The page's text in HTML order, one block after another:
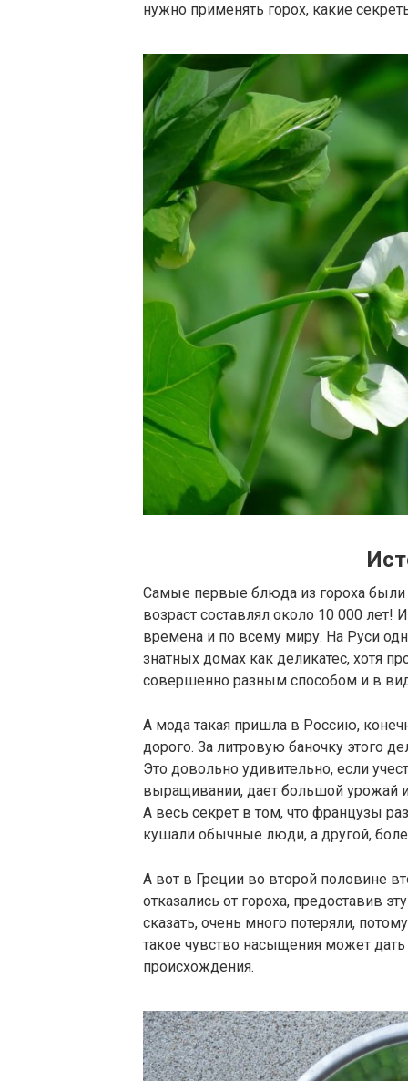
нужно применять горох, какие
Самые первые блюда из гороха
возраст составлял около 10 000 лет!
времена и по всему миру. На Руси
знатных домах как деликатес, хотя
совершенно разным способом и в
А мода такая пришла в Россию,
дорого. За литровую баночку этого
Это довольно удивительно, если
выращивании, дает большой урожай
А весь секрет в том, что французы
кушали обычные люди, а другой,
А вот в Греции во второй половине
отказались от гороха, предоставив
сказать, очень много потеряли,
такое чувство насыщения может
происхождения.